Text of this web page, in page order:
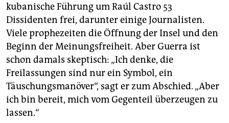
kubanische Führung um Raúl Castro 53
Dissidenten frei, darunter einige Journalisten.
Viele prophezeiten die Öffnung der Insel und den
Beginn der Meinungsfreiheit. Aber Guerra ist
schon damals skeptisch: „Ich denke, die
Freilassungen sind nur ein Symbol, ein
Täuschungsmanöver“, sagt er zum Abschied. „Aber
ich bin bereit, mich vom Gegenteil überzeugen zu
lassen.“